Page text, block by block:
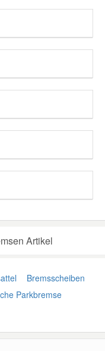
Artikel
Bremsscheiben
Parkbremse